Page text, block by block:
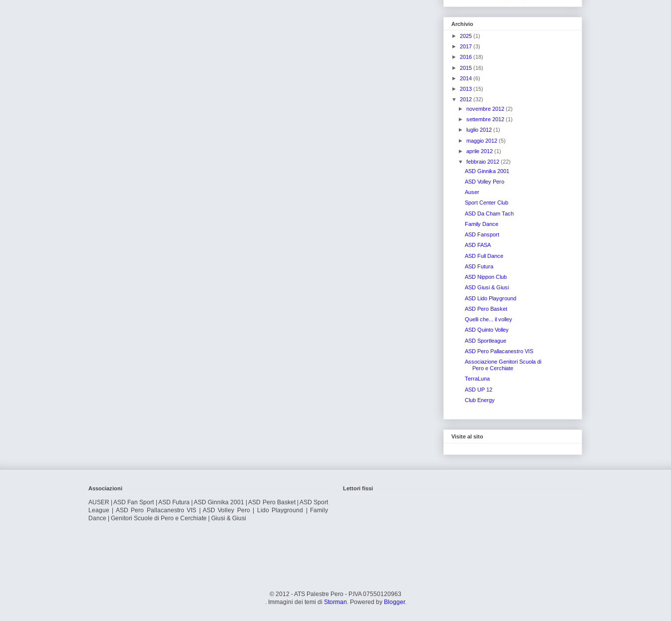
Archivio
► 2025 (1)
► 2017 (3)
► 2016 (18)
► 2015 (16)
► 2014 (6)
► 2013 (15)
▼ 2012 (32)
►novembre 2012(2)
►settembre 2012(1)
►
luglio 2012(1)
►maggio 2012(5)
►aprile 2012(1)
▼febbraio 2012(22)
ASD Ginnika 2001
ASD Volley Pero
Auser
Sport Center Club
ASD Da Cham Tach
Family Dance
ASD Fansport
ASD FASA
ASD Full Dance
ASD Futura
ASD Nippon Club
ASD Giusi & Giusi
ASD Lido Playground
ASD Pero Basket
Quelli che... il volley
ASD Quinto Volley
ASD Sportleague
ASD Pero Pallacanestro VIS
Associazione Genitori Scuola di
Pero e Cerchiate
TerraLuna
ASD UP 12
Club Energy
Visite al sito
Associazioni
AUSER | ASD Fan Sport | ASD Futura | ASD Ginnika 2001 | ASD Pero Basket | ASD Sport
League | ASD Pero Pallacanestro VIS | ASD Volley Pero | Lido Playground | Family
Dance | Genitori Scuole di Pero e Cerchiate | Giusi & Giusi
Lettori fissi
© 2012 - ATS Palestre Pero - P.IVA 07550120963
. Immagini dei temi di Storman . Powered by Blogger.